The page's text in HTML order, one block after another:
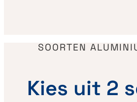
SOORTEN
Kies uit 2